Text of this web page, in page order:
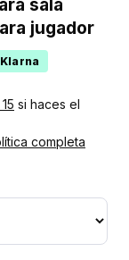
sala
jugador
Klarna
si haces el
completa